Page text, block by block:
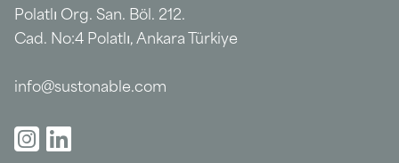
Polatlı Org. San. Böl. 212.
Cad. No:4 Polatlı, Ankara Türkiye
info@sustonable.com